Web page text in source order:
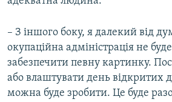
– З іншого боку, я далекий від
окупаційна адміністрація не
забезпечити певну картинку.
або влаштувати день відкритих
можна буде зробити. Це буде